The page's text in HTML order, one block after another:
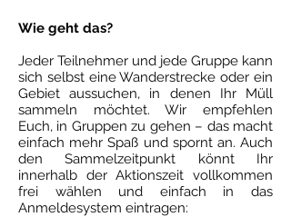
Wie geht das?
Jeder Teilnehmer und jede Gruppe kann
sich selbst eine Wanderstrecke oder ein
Gebiet aussuchen, in denen Ihr Müll
sammeln möchtet. Wir empfehlen
Euch, in Gruppen zu gehen – das macht
einfach mehr Spaß und spornt an. Auch
den Sammelzeitpunkt könnt Ihr
innerhalb der Aktionszeit vollkommen
frei wählen und einfach in das
Anmeldesystem eintragen: